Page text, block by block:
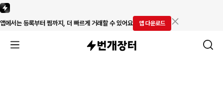
앱에서는 등록부터 찜까지, 더 빠르게 거래할 수 있어요 앱 다운로드